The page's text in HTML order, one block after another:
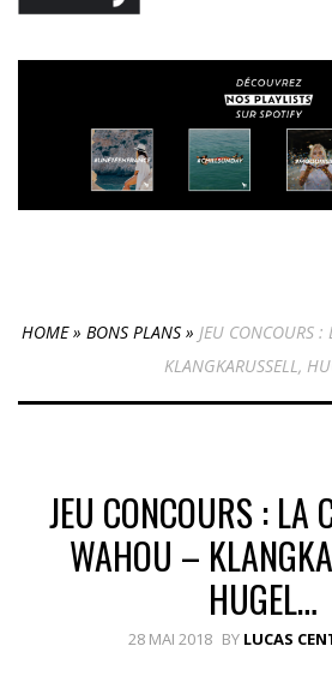
HOME» BONS PLANS » JEU CONCOURS :
KLANGKARUSSELL,
JEU CONCOURS : LA
WAHOU –
HUGEL…
28 MAI 2018 BY LUCAS